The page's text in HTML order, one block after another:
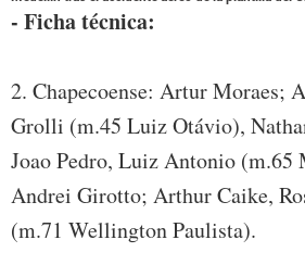
- Ficha técnica:
2. Chapecoense: Artur Moraes;
Grolli (m.45 Luiz Otávio),
Joao Pedro, Luiz Antonio (m.65
Andrei Girotto; Arthur Caike,
(m.71 Wellington Paulista).